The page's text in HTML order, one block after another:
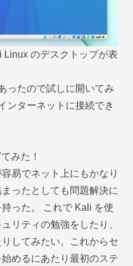
Linux のデスクトップが表
ったので試しに開いてみ
ンターネットに接続でき
みた！
易でネット上にもかなり
ったとしても問題解決に
った。 これで Kali を使
リティの勉強をしたり、
してみたい。これからセ
めるにあたり最初のステ